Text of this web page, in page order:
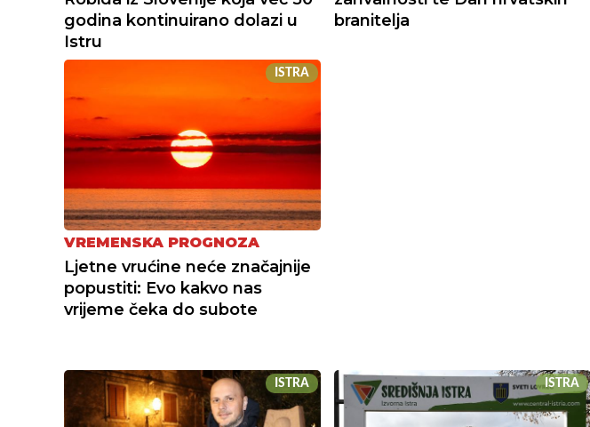
godina kontinuirano dolazi u
Istru
branitelja
ISTRA
VREMENSKA PROGNOZA
Ljetne vrućine neće značajnije
popustiti: Evo kakvo nas
vrijeme čeka do subote
ISTRA ISTRA